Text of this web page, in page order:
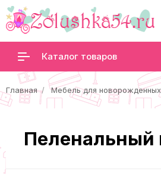
Каталог товаров
Главная Мебель для новорожденных